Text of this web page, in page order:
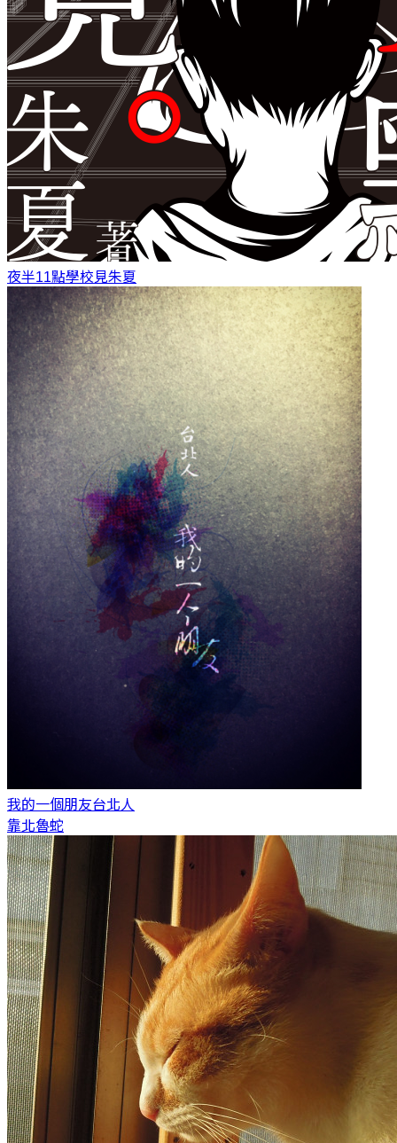
夜半11點學校見朱夏
我的一個朋友台北人
靠北魯蛇